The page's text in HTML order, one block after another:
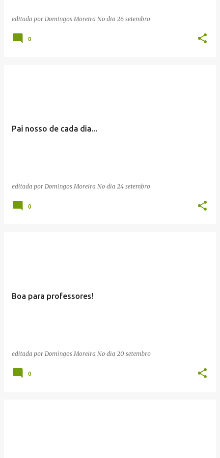
editada por Domingos Moreira No dia 26 setembro
0
Pai nosso de cada dia...
editada por Domingos Moreira No dia 24 setembro
0
Boa para professores!
editada por Domingos Moreira No dia 20 setembro
0